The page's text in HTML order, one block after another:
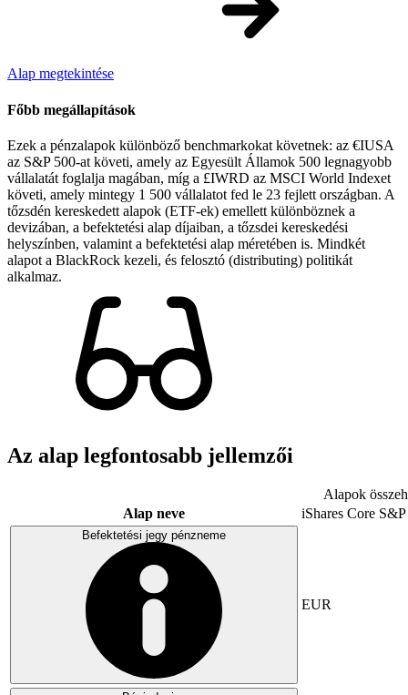
Alap megtekintése
Főbb megállapítások
Ezek a pénzalapok különböző benchmarkokat követnek: az €IUSA
az S&P 500-at követi, amely az Egyesült Államok 500 legnagyobb
vállalatát foglalja magában, míg a £IWRD az MSCI World Indexet
követi, amely mintegy 1 500 vállalatot fed le 23 fejlett országban. A
tőzsdén kereskedett alapok (ETF-ek) emellett különböznek a
devizában, a befektetési alap díjaiban, a tőzsdei kereskedési
helyszínben, valamint a befektetési alap méretében is. Mindkét
alapot a BlackRock kezeli, és felosztó (distributing) politikát
alkalmaz.
Az alap legfontosabb jellemzői
Alapok
Alap neve
iShares Core
Befektetési jegy pénzneme
EUR